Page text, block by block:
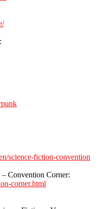
science-fiction-convention
Convention Corner:
corner.html